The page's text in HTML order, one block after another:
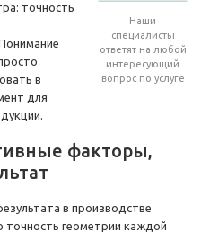
Наши
специалисты
ответят на любой
интересующий
вопрос по услуге
точность
в
для
факторы,
в производстве
точность геометрии каждой